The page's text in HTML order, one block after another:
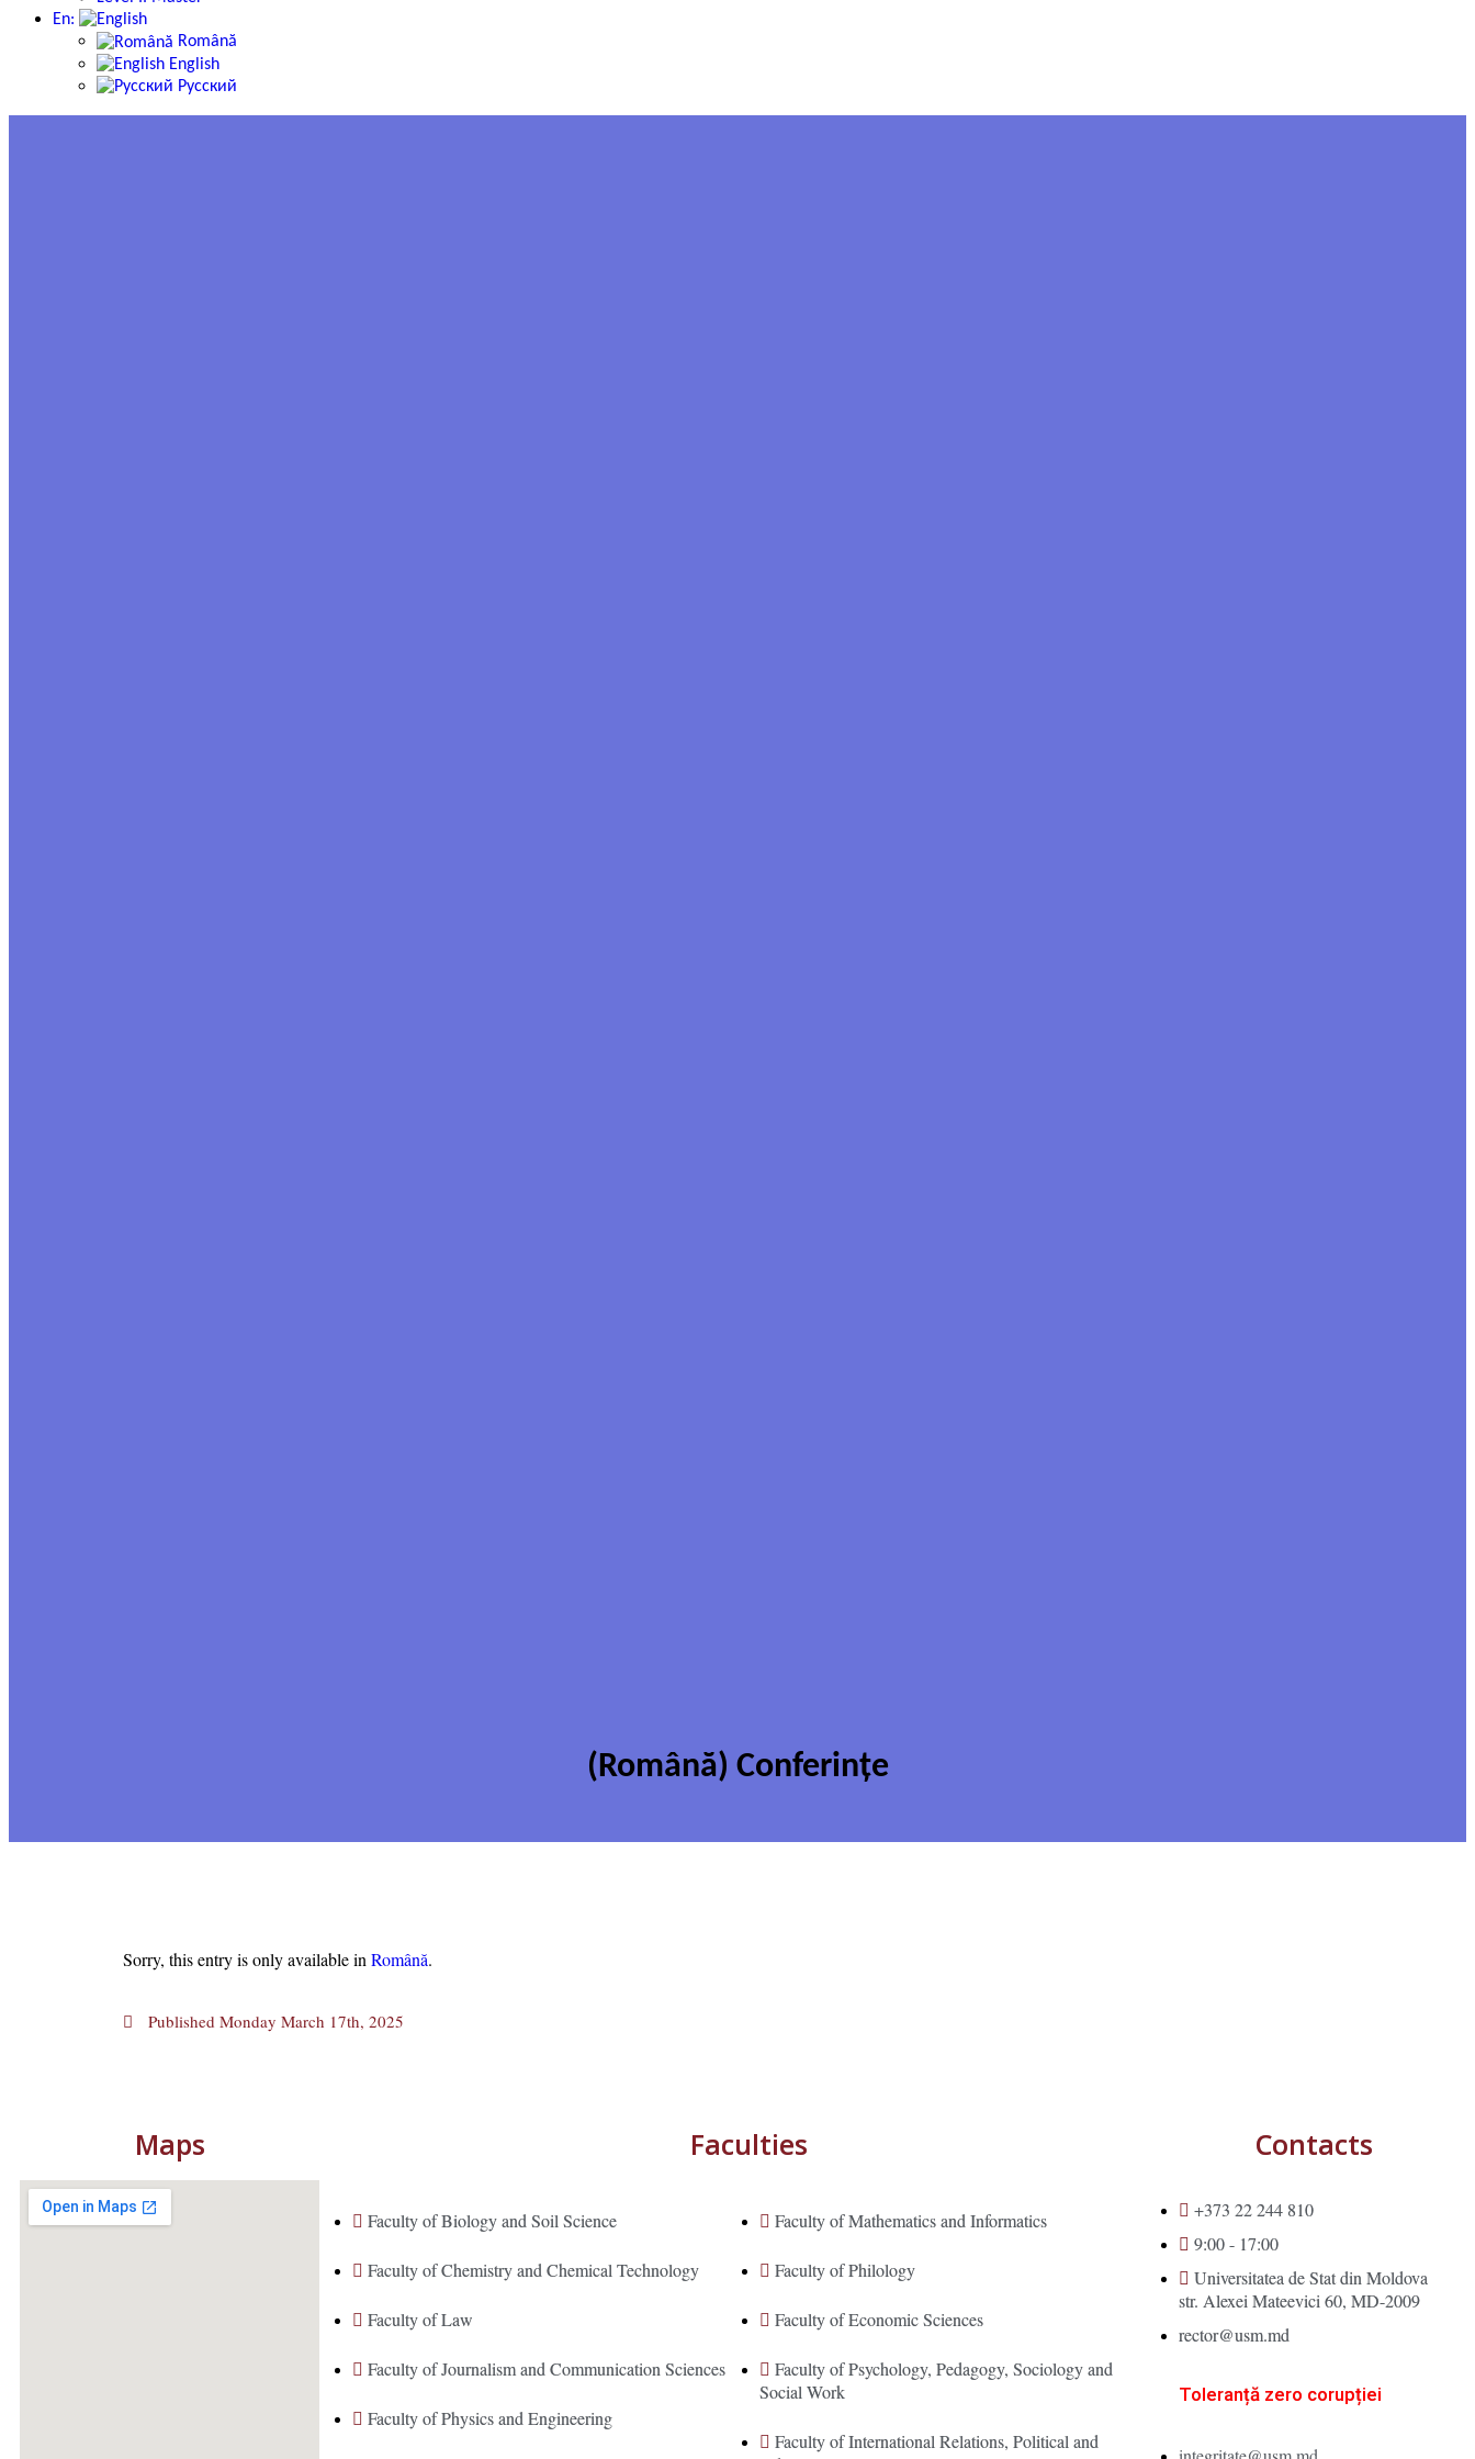
En:
Română
English
Русский
(Română) Conferințe
Sorry, this entry is only available in Română.
Published Monday March 17th, 2025
Maps Faculties
Faculty of Biology and Soil Science
Faculty of Chemistry and Chemical Technology
Faculty of Law
Faculty of Journalism and Communication Sciences
Faculty of Physics and Engineering
Faculty of Mathematics and Informatics
Faculty of Philology
Faculty of Economic Sciences
Faculty of Psychology, Pedagogy, Sociology and
Social Work
Faculty of International Relations, Political and
Contacts
+373 22 244 810
9:00 - 17:00
Universitatea de Stat din Moldova
str. Alexei Mateevici 60, MD-2009
rector@usm.md
Toleranță zero corupției